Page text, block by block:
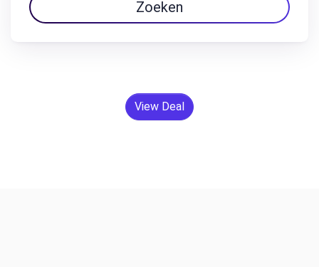
Zoeken
View Deal